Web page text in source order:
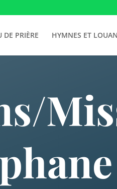
DE PRIÈRE HYMNES ET